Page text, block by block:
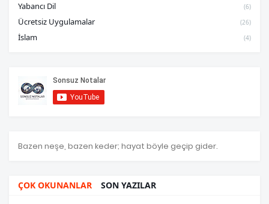
Yabancı Dil (6)
Ücretsiz Uygulamalar (26)
İslam (4)
Bazen neşe, bazen keder; hayat böyle geçip gider.
ÇOK OKUNANLAR SON YAZILAR